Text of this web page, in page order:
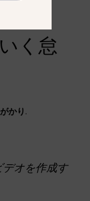
く怠
かり .
デオを作成す